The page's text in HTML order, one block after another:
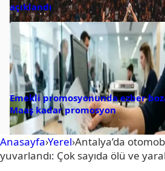
açıklandı
Emekli promosyonunda ezber
Maaş kadar promosyon
Anasayfa›Yerel›Antalya’da
yuvarlandı: Çok sayıda ölü ve